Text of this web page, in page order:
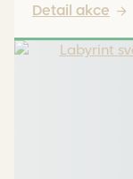
Detail akce